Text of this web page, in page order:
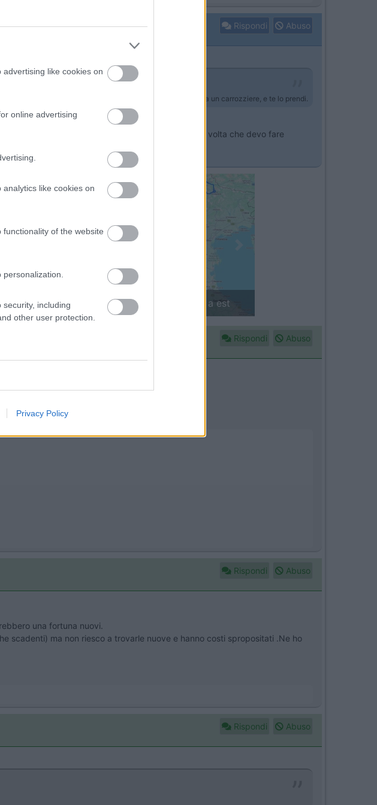
like cookies on
online advertising
like cookies on
of the website
including
other user protection.
Privacy Policy
Rispondi Abuso
rete'', cosa pensi di risparmiare? vai da un ricambista ,o da un carrozziere, e te lo prendi.
di persona, devo prendermi mezza giornata ogni volta che devo fare
Finlandia in camper: il piccolo sentiero
Rispondi Abuso
Rispondi Abuso
una fortuna nuovi.
scadenti) ma non riesco a trovarle nuove e hanno costi spropositati .Ne ho
Rispondi Abuso